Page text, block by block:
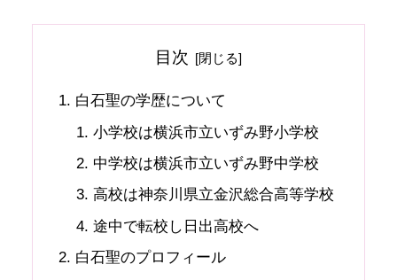
目次
白石聖の学歴について
小学校は横浜市立いずみ野小学校
中学校は横浜市立いずみ野中学校
高校は神奈川県立金沢総合高等学校
途中で転校し日出高校へ
白石聖のプロフィール